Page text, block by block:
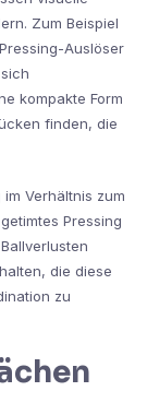
Zum Beispiel
Auslöser
kompakte Form
finden, die
Verhältnis zum
Pressing
die diese
zu